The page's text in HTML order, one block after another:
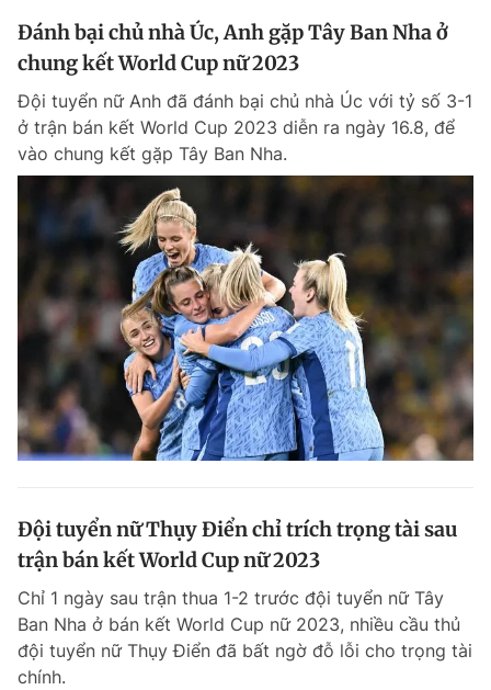
Đánh bại chủ nhà Úc, Anh gặp Tây Ban Nha ở
chung kết World Cup nữ 2023
Đội tuyển nữ Anh đã đánh bại chủ nhà Úc với tỷ số 3-1
ở trận bán kết World Cup 2023 diễn ra ngày 16.8, để
vào chung kết gặp Tây Ban Nha.
Đội tuyển nữ Thụy Điển chỉ trích trọng tài sau
trận bán kết World Cup nữ 2023
Chỉ 1 ngày sau trận thua 1-2 trước đội tuyển nữ Tây
Ban Nha ở bán kết World Cup nữ 2023, nhiều cầu thủ
đội tuyển nữ Thụy Điển đã bất ngờ đỗ lỗi cho trọng tài
chính.